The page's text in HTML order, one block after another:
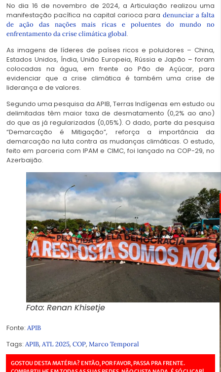
No dia 16 de novembro de 2024, a Articulação realizou uma
manifestação pacífica na capital carioca para denunciar a falta
de ação das nações mais ricas e poluentes do mundo no
enfrentamento da crise climática global.
As imagens de líderes de países ricos e poluidores – China,
Estados Unidos, Índia, União Europeia, Rússia e Japão – foram
colocadas na água, em frente ao Pão de Açúcar, para
evidenciar que a crise climática é também uma crise de
liderança e de valores.
Segundo uma pesquisa da APIB, Terras Indígenas em estudo ou
delimitadas têm maior taxa de desmatamento (0,2% ao ano)
do que as já regularizadas (0,05%). O dado, parte da pesquisa
“Demarcação é Mitigação”, reforça a importância da
demarcação na luta contra as mudanças climáticas. O estudo,
feito em parceria com IPAM e CIMC, foi lançado na COP-29, no
Azerbaijão.
Foto: Renan Khisetje
Fonte: APIB
Tags: APIB, ATL 2025, COP, Marco Temporal
GOSTOU DESTA MATÉRIA? ENTÃO, POR FAVOR, PASSA PRA FRENTE.